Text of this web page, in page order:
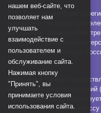
СПС КонсультантПлюс
российских программ для
баз данных. Запись в
основании Приказа
массовых коммуникаций
112.
Компания в рамках
информационных
КонсультантПлюс)
СУБД, относящуюся к классу
нашем веб-сайте, что
позволяет нам
улучшать
взаимодействие с
пользователем и
обслуживание сайта.
Нажимая кнопку
"Принять", вы
принимаете условия
использования сайта.